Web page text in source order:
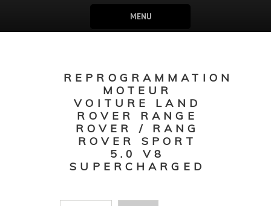
MENU
REPROGRAMMATION
MOTEUR
VOITURE LAND
ROVER RANGE
ROVER / RANG
ROVER SPORT
5.0 V8
SUPERCHARGED